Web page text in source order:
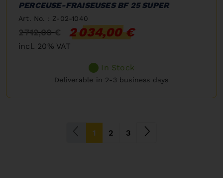
PERCEUSE-FRAISEUSES BF 25 SUPER
Art. No. : Z-02-1040
2 712,00 € 2 034,00 €
incl. 20% VAT
In Stock
Deliverable in 2-3 business days
1 (current)
2 3